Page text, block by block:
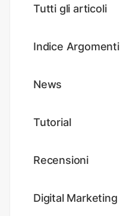
Tutti gli articoli
Indice Argomenti
News
Tutorial
Recensioni
Digital Marketing